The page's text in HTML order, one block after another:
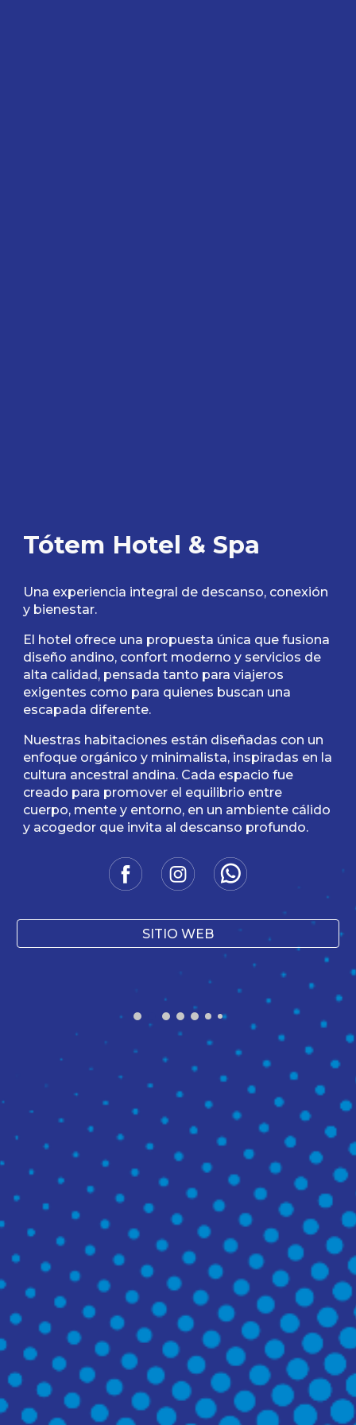
Tótem Hotel & Spa
Una experiencia integral de descanso, conexión
y bienestar.
El hotel ofrece una propuesta única que fusiona
diseño andino, confort moderno y servicios de
alta calidad, pensada tanto para viajeros
exigentes como para quienes buscan una
escapada diferente.
Nuestras habitaciones están diseñadas con un
enfoque orgánico y minimalista, inspiradas en la
cultura ancestral andina. Cada espacio fue
creado para promover el equilibrio entre
cuerpo, mente y entorno, en un ambiente cálido
y acogedor que invita al descanso profundo.
SITIO WEB